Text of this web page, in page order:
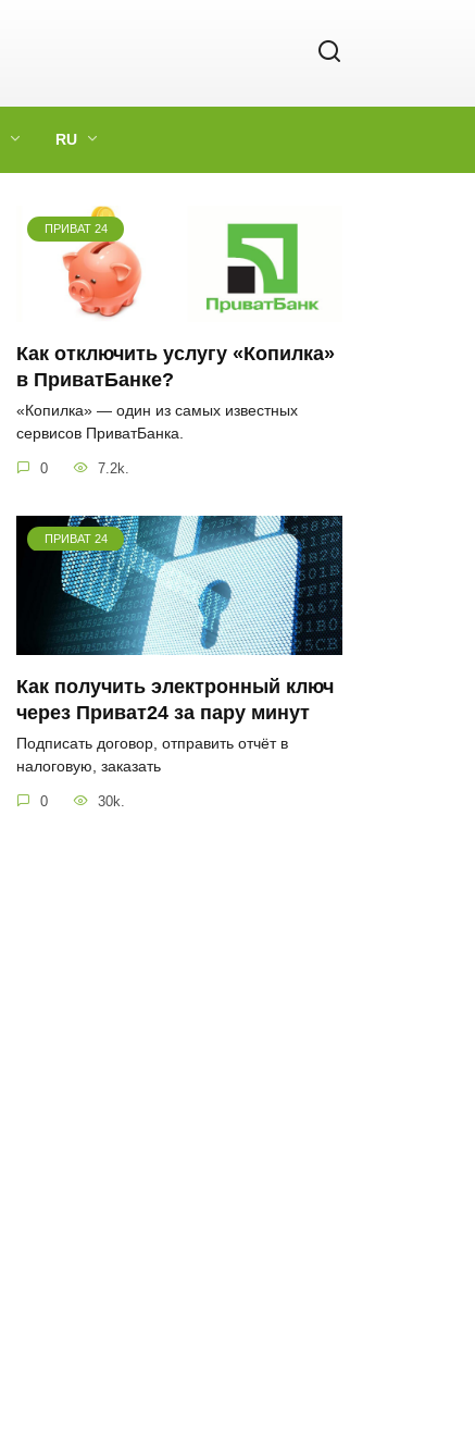
RU
ПРИВАТ 24
Как отключить услугу «Копилка»
в ПриватБанке?
«Копилка» — один из самых известных
сервисов ПриватБанка.
0 7.2k.
ПРИВАТ 24
Как получить электронный ключ
через Приват24 за пару минут
Подписать договор, отправить отчёт в
налоговую, заказать
0 30k.